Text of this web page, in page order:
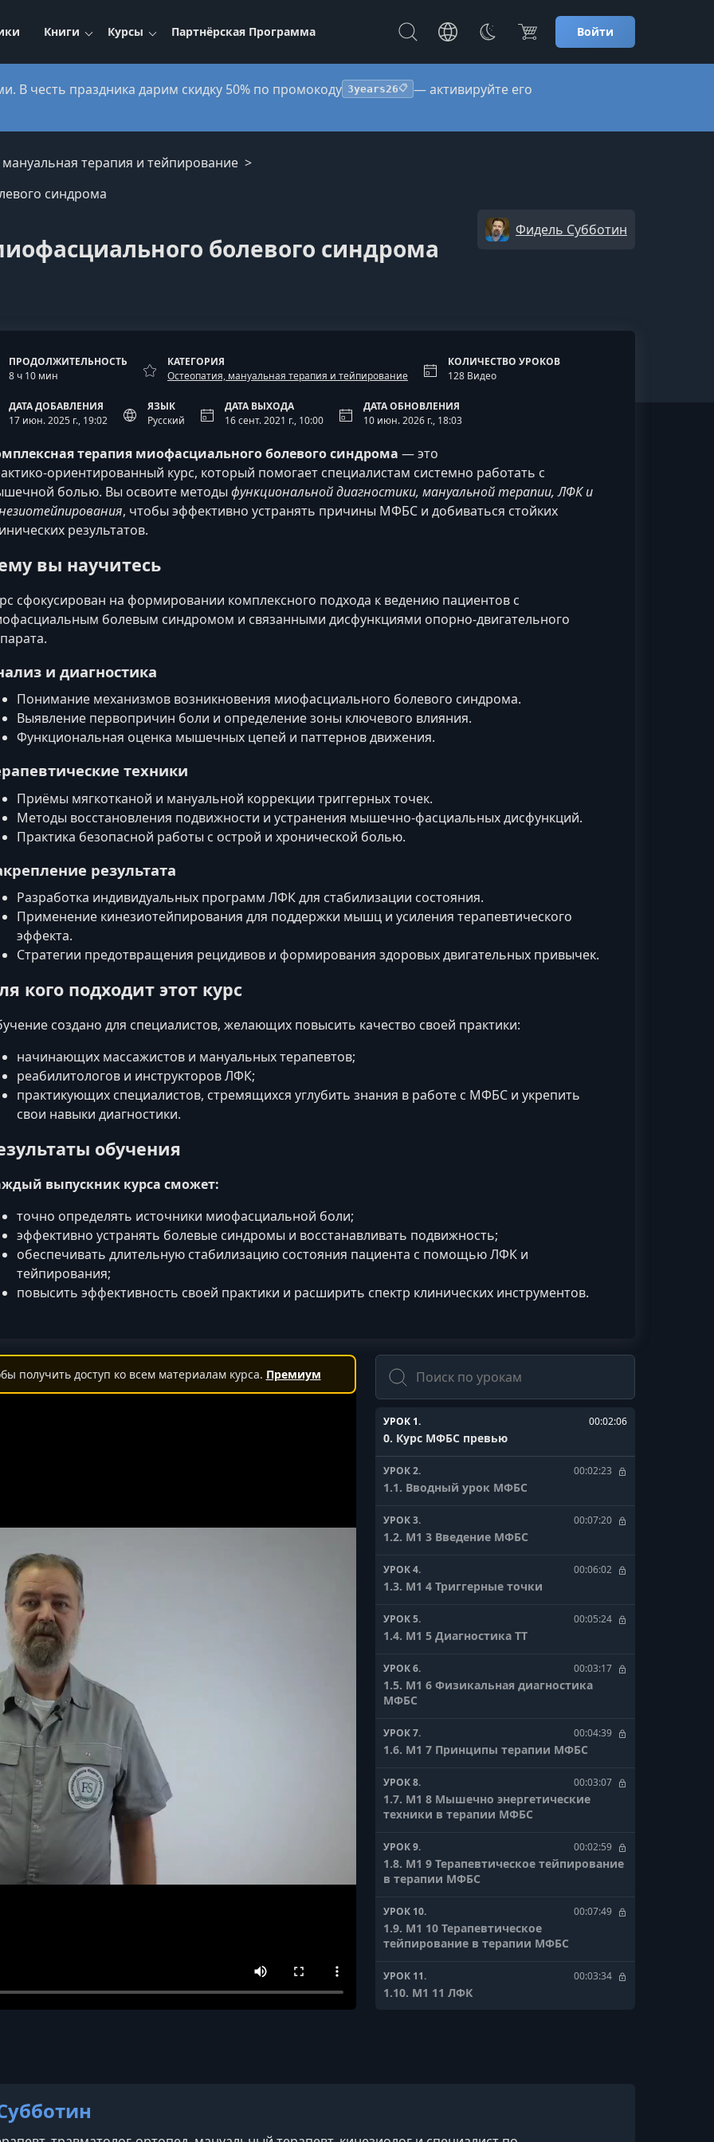
Книги Курсы Партнёрская Программа Войти
В честь праздника дарим скидку 50% по промокоду 3years26📋 — активируйте его
мануальная терапия и тейпирование
синдрома
болевого синдрома
Фидель Субботин
ПРОДОЛЖИТЕЛЬНОСТЬ
8 ч 10 мин
КАТЕГОРИЯ
Остеопатия, мануальная терапия и тейпирование
КОЛИЧЕСТВО УРОКОВ
128 Видео
ДАТА ДОБАВЛЕНИЯ
17 июн. 2025 г., 19:02
ЯЗЫК
Русский
ДАТА ВЫХОДА
16 сент. 2021 г., 10:00
ДАТА ОБНОВЛЕНИЯ
10 июн. 2026 г., 18:03
терапия миофасциального болевого синдрома — это
курс, который помогает специалистам системно работать с
болью. Вы освоите методы функциональной диагностики, мануальной терапии, ЛФК и
, чтобы эффективно устранять причины МФБС и добиваться стойких
результатов.
вы научитесь
сфокусирован на формировании комплексного подхода к ведению пациентов с
болевым синдромом и связанными дисфункциями опорно‑двигательного
и диагностика
Понимание механизмов возникновения миофасциального болевого синдрома.
Выявление первопричин боли и определение зоны ключевого влияния.
Функциональная оценка мышечных цепей и паттернов движения.
техники
Приёмы мягкотканой и мануальной коррекции триггерных точек.
Методы восстановления подвижности и устранения мышечно‑фасциальных дисфункций.
Практика безопасной работы с острой и хронической болью.
результата
Разработка индивидуальных программ ЛФК для стабилизации состояния.
Применение кинезиотейпирования для поддержки мышц и усиления терапевтического
эффекта.
Стратегии предотвращения рецидивов и формирования здоровых двигательных привычек.
кого подходит этот курс
создано для специалистов, желающих повысить качество своей практики:
начинающих массажистов и мануальных терапевтов;
реабилитологов и инструкторов ЛФК;
практикующих специалистов, стремящихся углубить знания в работе с МФБС и укрепить
свои навыки диагностики.
обучения
выпускник курса сможет:
точно определять источники миофасциальной боли;
эффективно устранять болевые синдромы и восстанавливать подвижность;
обеспечивать длительную стабилизацию состояния пациента с помощью ЛФК и
тейпирования;
повысить эффективность своей практики и расширить спектр клинических инструментов.
получить доступ ко всем материалам курса. Премиум
Поиск
УРОК 1. 00:02:06
0. Курс МФБС превью
УРОК 2. 00:02:23
1.1. Вводный урок МФБС
УРОК 3. 00:07:20
1.2. М1 3 Введение МФБС
УРОК 4. 00:06:02
1.3. М1 4 Триггерные точки
УРОК 5. 00:05:24
1.4. М1 5 Диагностика ТТ
УРОК 6. 00:03:17
1.5. М1 6 Физикальная диагностика
МФБС
УРОК 7. 00:04:39
1.6. М1 7 Принципы терапии МФБС
УРОК 8. 00:03:07
1.7. М1 8 Мышечно энергетические
техники в терапии МФБС
УРОК 9. 00:02:59
1.8. М1 9 Терапевтическое тейпирование
в терапии МФБС
УРОК 10. 00:07:49
1.9. М1 10 Терапевтическое
тейпирование в терапии МФБС
УРОК 11. 00:03:34
1.10. М1 11 ЛФК